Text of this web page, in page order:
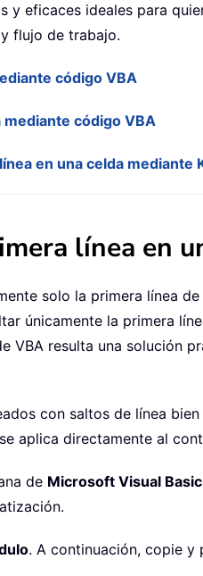
y eficaces ideales para
flujo de trabajo.
código VBA
código VBA
en una celda mediante
línea en
solo la primera línea
únicamente la primera
VBA resulta una solución
con saltos de línea
aplica directamente al
de Microsoft Visual
. A continuación, copie y